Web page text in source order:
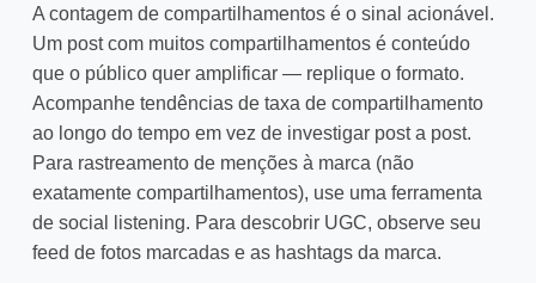
A contagem de compartilhamentos é o sinal acionável.
Um post com muitos compartilhamentos é conteúdo
que o público quer amplificar — replique o formato.
Acompanhe tendências de taxa de compartilhamento
ao longo do tempo em vez de investigar post a post.
Para rastreamento de menções à marca (não
exatamente compartilhamentos), use uma ferramenta
de social listening. Para descobrir UGC, observe seu
feed de fotos marcadas e as hashtags da marca.